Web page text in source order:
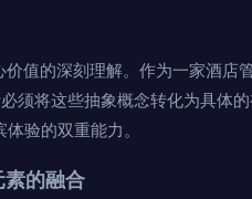
值的深刻理解。作为一家酒店
须将这些抽象概念转化为具体
验的双重能力。
素的融合